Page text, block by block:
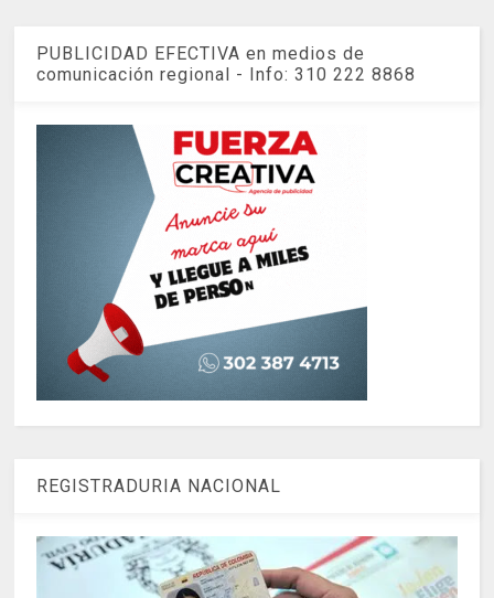
PUBLICIDAD EFECTIVA en medios de
comunicación regional - Info: 310 222 8868
REGISTRADURIA NACIONAL